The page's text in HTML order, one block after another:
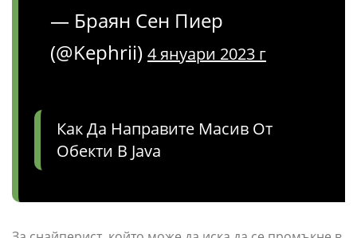
— Браян Сен Пиер
(@Kephrii) 4 януари 2023 г
Как Да Направите Масив От
Обекти В Java